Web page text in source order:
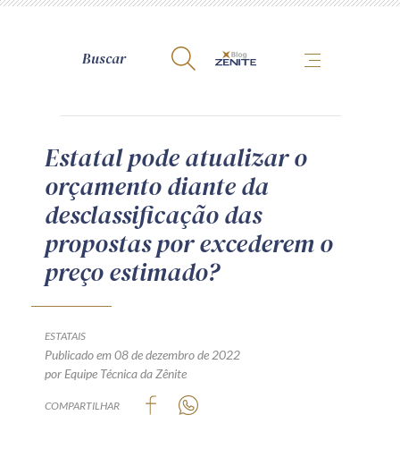
A Zênite
Como publicar conosco
Site da Zênite
Contato
Termos de uso
Encarregado (contato)
Estatal pode atualizar o
orçamento diante da
desclassificação das
propostas por excederem o
preço estimado?
ESTATAIS
Publicado em 08 de dezembro de 2022
por Equipe Técnica da Zênite
COMPARTILHAR